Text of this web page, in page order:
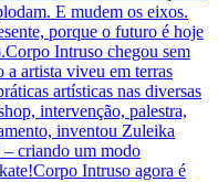
E mudem os eixos.
porque o futuro é hoje
Intruso chegou sem
a artista viveu em terras
artísticas nas diversas
intervenção, palestra,
inventou Zuleika
criando um modo
Intruso agora é